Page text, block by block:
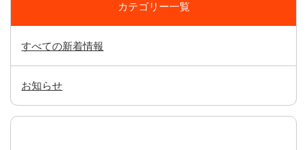
カテゴリー一覧
すべての新着情報
お知らせ